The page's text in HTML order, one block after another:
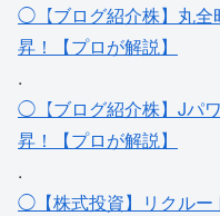
◯【ブログ紹介株】丸全
昇！【プロが解説】
.
◯【ブログ紹介株】Jパ
昇！【プロが解説】
.
◯【株式投資】リクルー